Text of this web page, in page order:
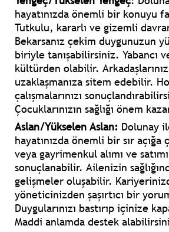
hayatınızda önemli bir konuyu
Tutkulu, kararlı ve gizemli
Bekarsanız çekim duygunuzun
biriyle tanışabilirsiniz. Yabancı
kültürden olabilir.
uzaklaşmanıza sitem edebilir.
çalışmalarınızı
Çocuklarınızın sağlığı önem
Aslan/Yükselen Aslan: Dolunay
hayatınızda önemli bir sır açığa
veya gayrimenkul alımı ve
sonuçlanabilir. Ailenizin
gelişmeler oluşabilir.
yöneticinizden şaşırtıcı bir
Duygularınızı bastırıp içinize
Maddi anlamda destek